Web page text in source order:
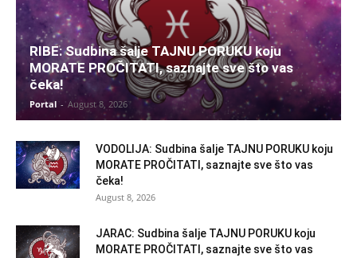
RIBE: Sudbina šalje TAJNU PORUKU koju
MORATE PROČITATI, saznajte sve što vas
čeka!
Portal - August 8, 2026
VODOLIJA: Sudbina šalje TAJNU PORUKU koju
MORATE PROČITATI, saznajte sve što vas
čeka!
August 8, 2026
JARAC: Sudbina šalje TAJNU PORUKU koju
MORATE PROČITATI, saznajte sve što vas